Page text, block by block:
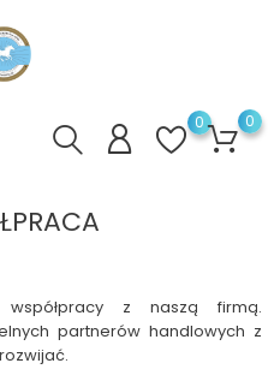
0 0
z naszą firmą.
partnerów handlowych z